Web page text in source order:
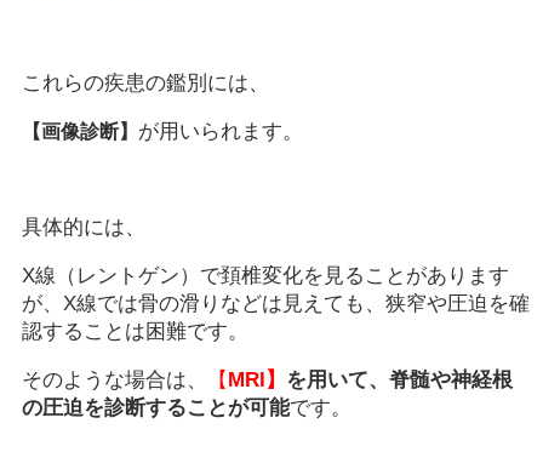
これらの疾患の鑑別には、
【画像診断】 が用いられます。
具体的には、
X線（レントゲン）で頚椎変化を見ることがあります
が、X線では骨の滑りなどは見えても、狭窄や圧迫を確
認することは困難です。
そのような場合は、 【 MRI】 を用いて、脊髄や神経根
の圧迫を診断することが可能です。